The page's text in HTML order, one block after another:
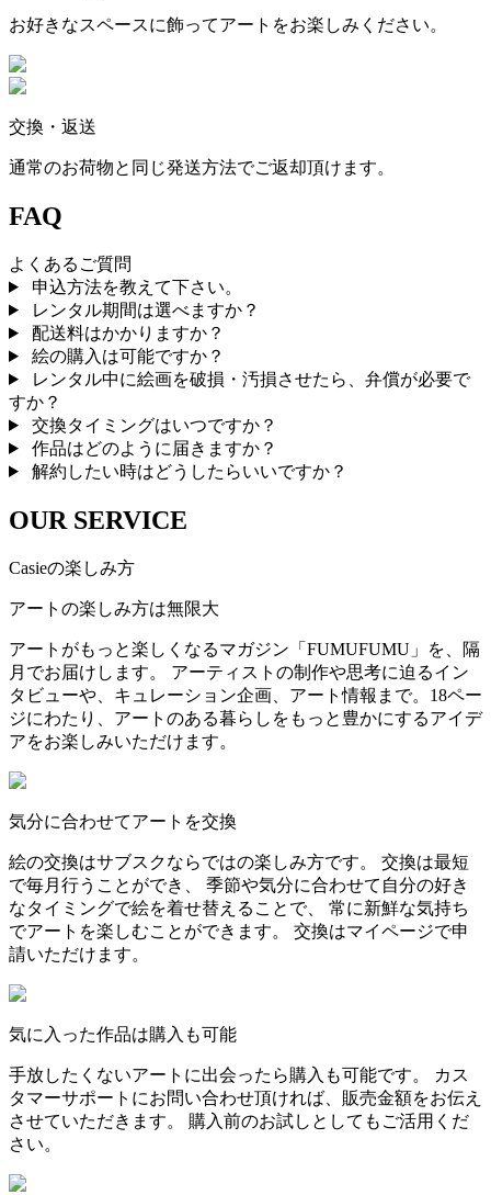
お好きなスペースに飾ってアートをお楽しみください。
交換・返送
通常のお荷物と同じ発送方法でご返却頂けます。
FAQ
よくあるご質問
申込方法を教えて下さい。
レンタル期間は選べますか？
配送料はかかりますか？
絵の購入は可能ですか？
レンタル中に絵画を破損・汚損させたら、弁償が必要で
すか？
交換タイミングはいつですか？
作品はどのように届きますか？
解約したい時はどうしたらいいですか？
OUR SERVICE
Casieの楽しみ方
アートの楽しみ方は無限大
アートがもっと楽しくなるマガジン「FUMUFUMU」を、隔
月でお届けします。 アーティストの制作や思考に迫るイン
タビューや、キュレーション企画、アート情報まで。18ペー
ジにわたり、アートのある暮らしをもっと豊かにするアイデ
アをお楽しみいただけます。
気分に合わせてアートを交換
絵の交換はサブスクならではの楽しみ方です。 交換は最短
で毎月行うことができ、 季節や気分に合わせて自分の好き
なタイミングで絵を着せ替えることで、 常に新鮮な気持ち
でアートを楽しむことができます。 交換はマイページで申
請いただけます。
気に入った作品は購入も可能
手放したくないアートに出会ったら購入も可能です。 カス
タマーサポートにお問い合わせ頂ければ、販売金額をお伝え
させていただきます。 購入前のお試しとしてもご活用くだ
さい。